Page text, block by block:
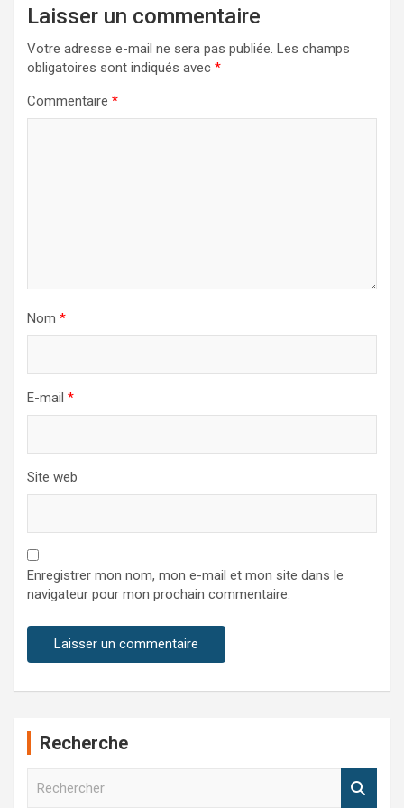
Laisser un commentaire
Votre adresse e-mail ne sera pas publiée. Les champs
obligatoires sont indiqués avec *
Commentaire *
Nom *
E-mail *
Site web
Enregistrer mon nom, mon e-mail et mon site dans le
navigateur pour mon prochain commentaire.
Recherche